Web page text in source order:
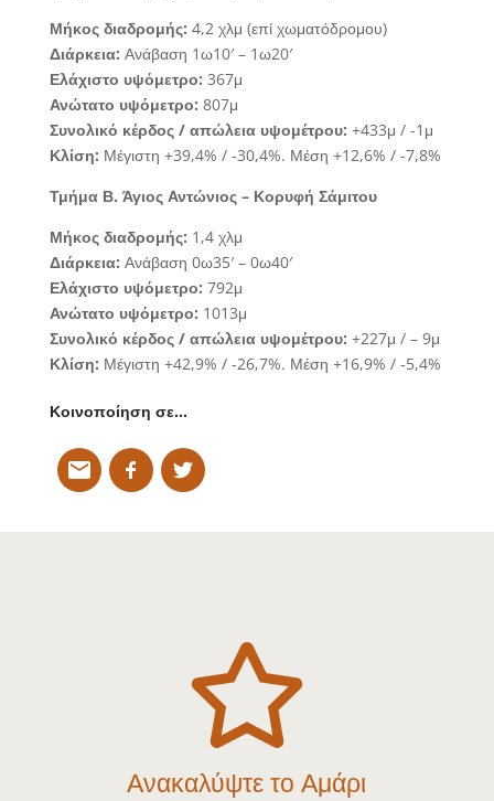
Μήκος διαδρομής: 4,2 χλμ (επί χωματόδρομου)
Διάρκεια: Ανάβαση 1ω10′ – 1ω20′
Ελάχιστο υψόμετρο: 367μ
Ανώτατο υψόμετρο: 807μ
Συνολικό κέρδος / απώλεια υψομέτρου: +433μ / -1μ
Κλίση: Μέγιστη +39,4% / -30,4%. Μέση +12,6% / -7,8%
Τμήμα Β. Άγιος Αντώνιος – Κορυφή Σάμιτου
Μήκος διαδρομής: 1,4 χλμ
Διάρκεια: Ανάβαση 0ω35′ – 0ω40′
Ελάχιστο υψόμετρο: 792μ
Ανώτατο υψόμετρο: 1013μ
Συνολικό κέρδος / απώλεια υψομέτρου: +227μ / – 9μ
Κλίση: Μέγιστη +42,9% / -26,7%. Μέση +16,9% / -5,4%
Κοινοποίηση σε…

Ανακαλύψτε το Αμάρι